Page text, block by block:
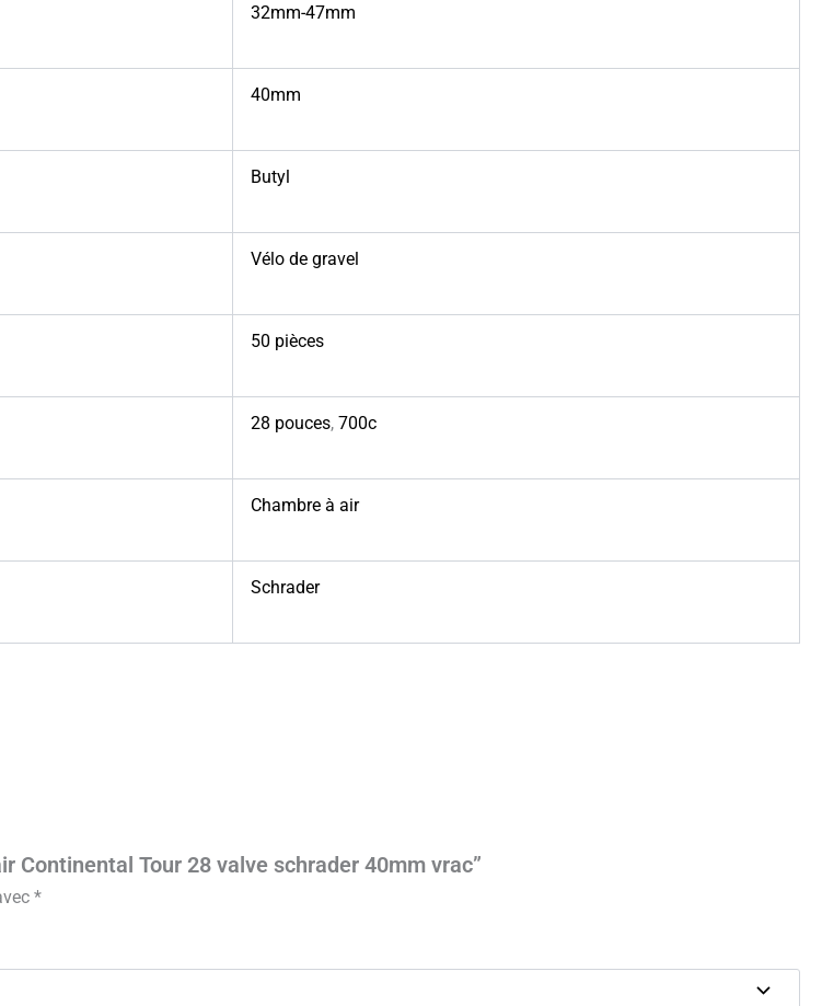
32mm-47mm
40mm
Butyl
Vélo de gravel
50 pièces
28 pouces, 700c
Chambre à air
Schrader
Continental Tour 28 valve schrader 40mm vrac”
*